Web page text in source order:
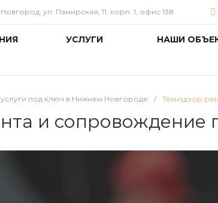
ул. Памирская, 11, корп. 1, офис 13В
УСЛУГИ НАШИ
под ключ в Нижнем Новгороде / Технадзор
и сопровождение